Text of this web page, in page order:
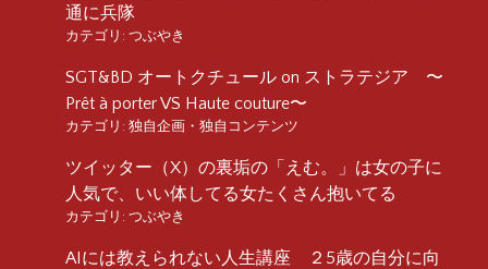
通に兵隊
カテゴリ: つぶやき
SGT&BD オートクチュール on ストラテジア 〜
Prêt à porter VS Haute couture〜
カテゴリ: 独自企画・独自コンテンツ
ツイッター（X）の裏垢の「えむ。」は女の子に
人気で、いい体してる女たくさん抱いてる
カテゴリ: つぶやき
AIには教えられない人生講座 ２5歳の自分に向